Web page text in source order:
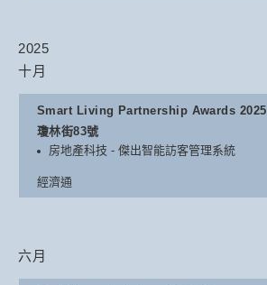
2025
十月
Smart Living Partnership Awards 2025
瓊林街83號
房地產科技 - 傑出智能訪客管理系統
經濟通
六月